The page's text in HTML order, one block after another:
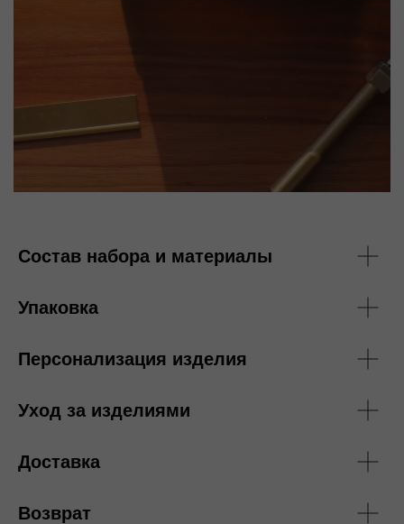
Состав набора и материалы
Упаковка
Персонализация изделия
Уход за изделиями
Доставка
Возврат